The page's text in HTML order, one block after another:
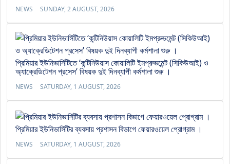
NEWS SUNDAY, 2 AUGUST, 2026
প্রিমিয়ার ইউনিভার্সিটিতে ‘কন্টিনিউয়াস কোয়ালিটি ইমপ্রুভমেন্ট (সিকিউআই) ও
অ্যাক্রেডিটেশন প্রসেস’ বিষয়ক দুই দিনব্যাপী কর্মশালা শুরু ।
NEWS SATURDAY, 1 AUGUST, 2026
প্রিমিয়ার ইউনিভার্সিটির ব্যবসায় প্রশাসন বিভাগে ফেয়ারওয়েল প্রোগ্রাম ।
NEWS SATURDAY, 1 AUGUST, 2026